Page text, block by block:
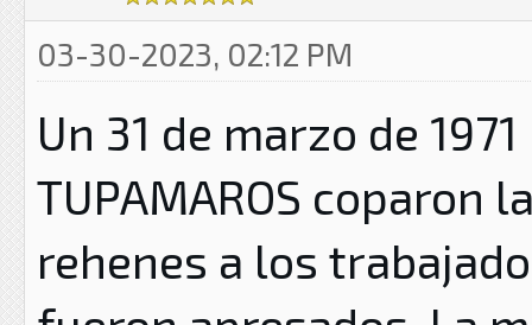
03-30-2023, 02:12 PM
Un 31 de marzo de
TUPAMAROS coparon
rehenes a los